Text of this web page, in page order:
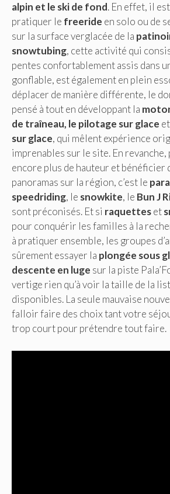
alpin et le ski de fond. En effet, il
pratiquer le freeride en solo ou de
sur la surface verglacée de la
snowtubing, cette activité qui
pentes confortablement assis dans
gonflable, est également en plein
déplacer de manière différente, le
pensé à tout en développant la
de traîneau, le pilotage sur glace
sur glace, qui mêlent expérience
imprenables sur le site. En
encore plus de hauteur et bénéficier
panoramas sur la région, c’est le
speedriding, le snowkite, le Bun J
sont préconisés. Et si raquetteset
pour conquérir les familles à la
à pratiquer ensemble, les groupes
sûrement essayer la plongée sous
descente en luge sur la piste
vertige rien qu’à voir la taille de la
disponibles. La seule mauvaise
falloir faire des choix tant votre
trop court pour prétendre tout faire.